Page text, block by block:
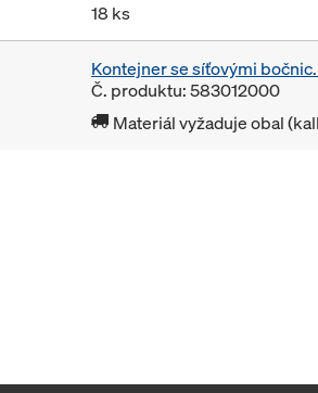
18 ks
Kontejner se síťovými
Č. produktu: 583012000
Materiál vyžaduje obal